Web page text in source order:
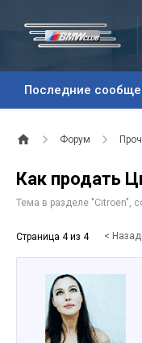
Последние
Форум
Как продать
Тема в разделе "Citroen",
Страница 4 из 4 < Назад